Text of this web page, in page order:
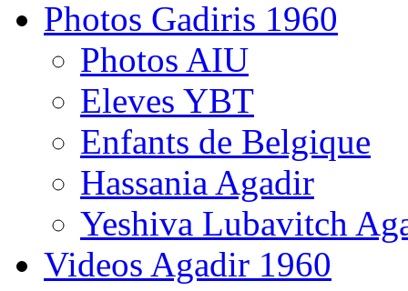
Photos Gadiris 1960
Photos AIU
Eleves YBT
Enfants de Belgique
Hassania Agadir
Yeshiva Lubavitch
Videos Agadir 1960